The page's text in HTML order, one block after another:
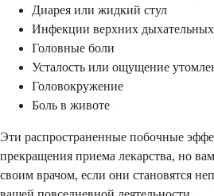
Диарея или жидкий стул
Инфекции верхних
Головные боли
Усталость или ощущение
Головокружение
Боль в животе
Эти распространенные побочные
прекращения приема лекарства, но
своим врачом, если они становятся